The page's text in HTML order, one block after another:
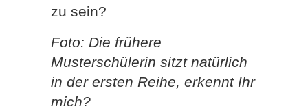
zu sein?
Foto: Die frühere
Musterschülerin sitzt natürlich
in der ersten Reihe, erkennt Ihr
mich?